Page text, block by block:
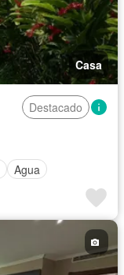
Casa
Destacado
Agua